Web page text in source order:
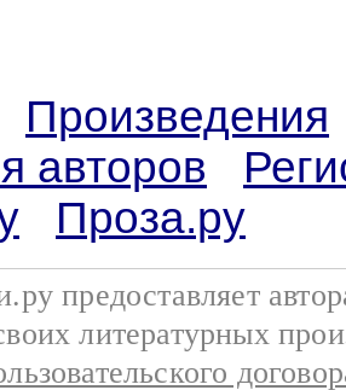
Произведения
авторов
Проза.ру
предоставляет
литературных